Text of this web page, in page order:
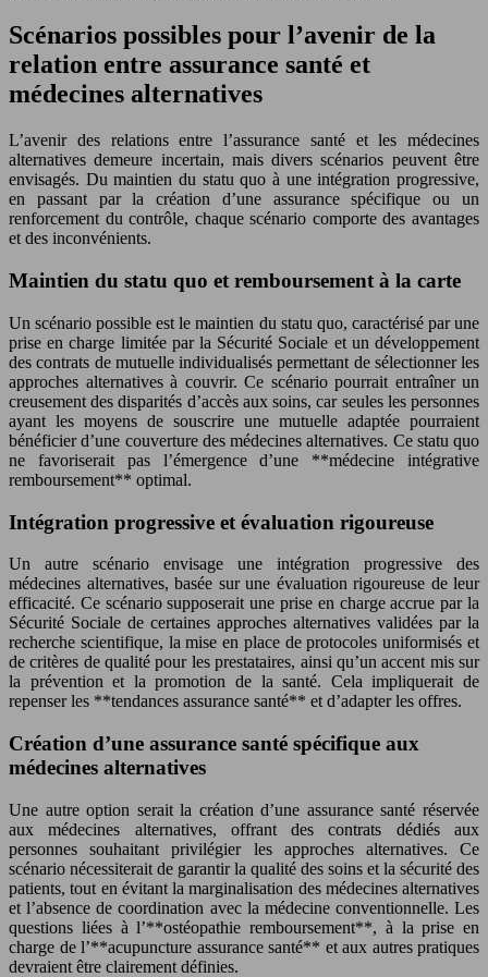
Scénarios possibles pour l’avenir de la
relation entre assurance santé et
médecines alternatives
L’avenir des relations entre l’assurance santé et les médecines
alternatives demeure incertain, mais divers scénarios peuvent être
envisagés. Du maintien du statu quo à une intégration progressive,
en passant par la création d’une assurance spécifique ou un
renforcement du contrôle, chaque scénario comporte des avantages
et des inconvénients.
Maintien du statu quo et remboursement à la carte
Un scénario possible est le maintien du statu quo, caractérisé par une
prise en charge limitée par la Sécurité Sociale et un développement
des contrats de mutuelle individualisés permettant de sélectionner les
approches alternatives à couvrir. Ce scénario pourrait entraîner un
creusement des disparités d’accès aux soins, car seules les personnes
ayant les moyens de souscrire une mutuelle adaptée pourraient
bénéficier d’une couverture des médecines alternatives. Ce statu quo
ne favoriserait pas l’émergence d’une **médecine intégrative
remboursement** optimal.
Intégration progressive et évaluation rigoureuse
Un autre scénario envisage une intégration progressive des
médecines alternatives, basée sur une évaluation rigoureuse de leur
efficacité. Ce scénario supposerait une prise en charge accrue par la
Sécurité Sociale de certaines approches alternatives validées par la
recherche scientifique, la mise en place de protocoles uniformisés et
de critères de qualité pour les prestataires, ainsi qu’un accent mis sur
la prévention et la promotion de la santé. Cela impliquerait de
repenser les **tendances assurance santé** et d’adapter les offres.
Création d’une assurance santé spécifique aux
médecines alternatives
Une autre option serait la création d’une assurance santé réservée
aux médecines alternatives, offrant des contrats dédiés aux
personnes souhaitant privilégier les approches alternatives. Ce
scénario nécessiterait de garantir la qualité des soins et la sécurité des
patients, tout en évitant la marginalisation des médecines alternatives
et l’absence de coordination avec la médecine conventionnelle. Les
questions liées à l’**ostéopathie remboursement**, à la prise en
charge de l’**acupuncture assurance santé** et aux autres pratiques
devraient être clairement définies.